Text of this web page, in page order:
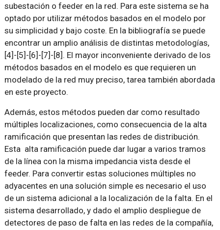
subestación o feeder en la red. Para este sistema se ha
optado por utilizar métodos basados en el modelo por
su simplicidad y bajo coste. En la bibliografía se puede
encontrar un amplio análisis de distintas metodologías,
[4]-[5]-[6]-[7]-[8]. El mayor inconveniente derivado de los
métodos basados en el modelo es que requieren un
modelado de la red muy preciso, tarea también abordada
en este proyecto.
Además, estos métodos pueden dar como resultado
múltiples localizaciones, como consecuencia de la alta
ramificación que presentan las redes de distribución.
Esta alta ramificación puede dar lugar a varios tramos
de la línea con la misma impedancia vista desde el
feeder. Para convertir estas soluciones múltiples no
adyacentes en una solución simple es necesario el uso
de un sistema adicional a la localización de la falta. En el
sistema desarrollado, y dado el amplio despliegue de
detectores de paso de falta en las redes de la compañía,